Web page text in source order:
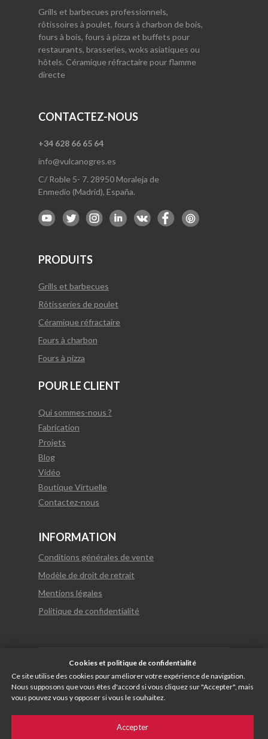
Grills et barbecues professionnels,
rôtissoires à poulet, fours à charbon de bois,
fours à bois, fours à pizza et buffets pour
restaurants, brasseries, woks asiatiques ou
hôtels. Céramique réfractaire pour flamme
directe
Grills et barbecues
Rôtisseries de poulet
Céramique réfractaire
Fours à charbon
PRODUITS
Fours à pizza
© 2021 Vulcano Gres tous droits réservés
Politique de confidentialité
Qui sommes-nous ?
Fabrication
Projets
Blog
POUR LE CLIENT
Vidéo
+34 628 66 65 64
info@vulcanogres.es
C/ Roble 5- 7. 28950 Moraleja de
Enmedio (Madrid), España.
CONTACTEZ-NOUS
Boutique Virtuelle
Mentions légales
Modèle de droit de retrait
Conditions générales de vente
INFORMATION
Contactez-nous
Español
Français
Cookies et politique de confidentialité
Ce site utilise des cookies pour améliorer votre expérience de navigation.
Nous supposons que vous êtes d'accord si vous cliquez sur "Accepter", mais
vous pouvez vous y opposer si vous le souhaitez.
Accepter